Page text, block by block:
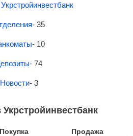
- 35
- 10
- 74
Новости- 3
Покупка Продажа